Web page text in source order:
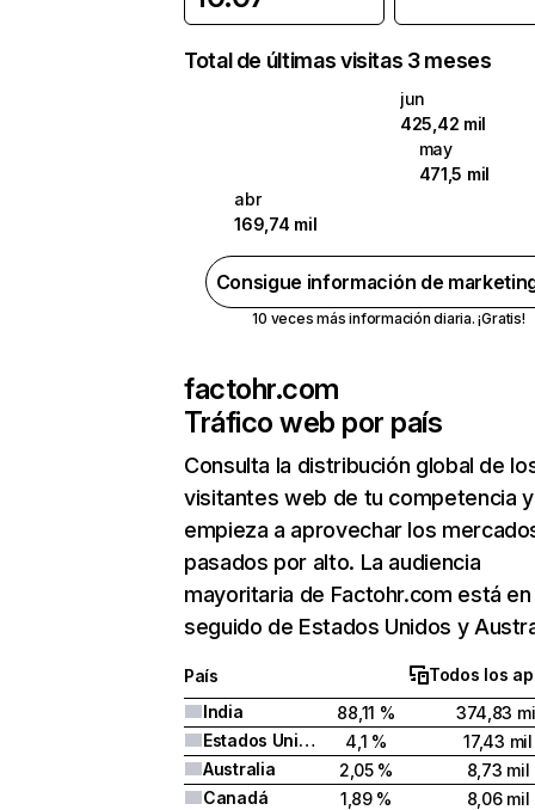
Total de últimas visitas 3 meses
jun
425,42 mil
may
471,5 mil
abr
169,74 mil
Consigue información de
10 veces más información diaria. ¡Gratis!
factohr.com
Tráfico web por país
Consulta la distribución global de
visitantes web de tu competencia y
empieza a aprovechar los
pasados por alto. La audiencia
mayoritaria de Factohr.com está en
seguido de Estados Unidos y
País
Todos los
India
88,11 %
374,83
Estados Unidos
4,1 %
17,43 mil
Australia
2,05 %
8,73 mil
Canadá
1,89 %
8,06 mil